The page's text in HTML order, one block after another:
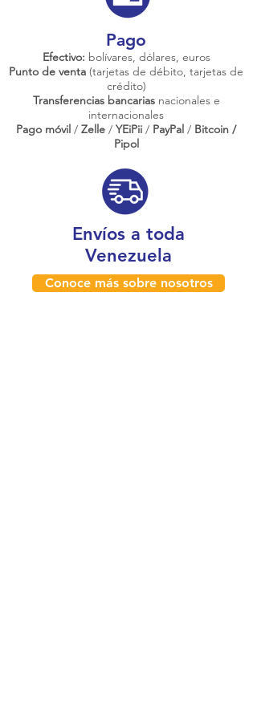
Pago
Efectivo: bolívares, dólares, euros
Punto de venta (tarjetas de débito, tarjetas de
crédito)
Transferencias bancariasnacionales e
internacionales
Pago móvil / Zelle / YEiPii / PayPal / Bitcoin /
Pipol
Envíos a toda
Venezuela
Conoce más sobre nosotros